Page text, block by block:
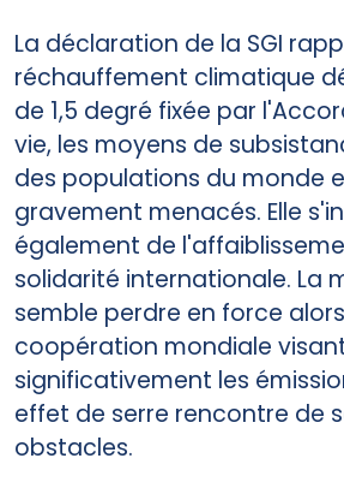
La déclaration de la SGI
réchauffement climatique
de 1,5 degré fixée par
vie, les moyens de
des populations du monde
gravement menacés. Elle
également de
solidarité internationale. La
semble perdre en force
coopération mondiale
significativement les
effet de serre rencontre de
obstacles.